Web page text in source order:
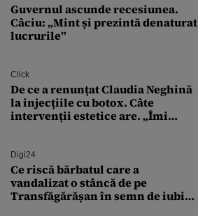
Guvernul ascunde recesiunea.
Câciu: „Mint și prezintă denaturat
lucrurile”
Click
De ce a renunțat Claudia Neghină
la injecțiile cu botox. Câte
intervenții estetice are. „Îmi
Digi24
Ce riscă bărbatul care a
vandalizat o stâncă de pe
Transfăgărășan în semn de iubire